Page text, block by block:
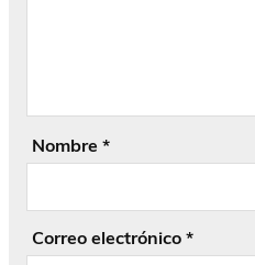
Nombre *
Correo electrónico *